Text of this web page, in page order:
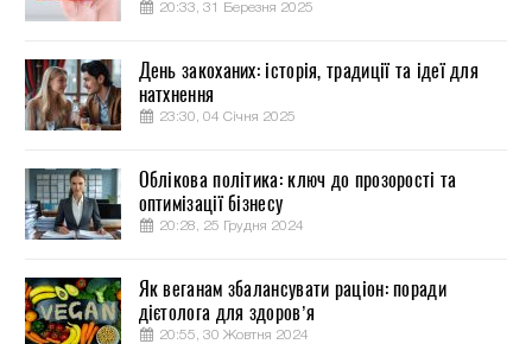
20:33, 31 Березня 2025
День закоханих: історія, традиції та ідеї для
натхнення
23:30, 04 Січня 2025
Облікова політика: ключ до прозорості та
оптимізації бізнесу
20:28, 25 Грудня 2024
Як веганам збалансувати раціон: поради
дієтолога для здоров’я
20:55, 30 Жовтня 2024